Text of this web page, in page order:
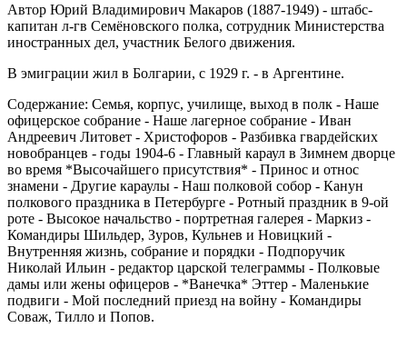
Автор Юрий Владимирович Макаров (1887-1949) - штабс-
капитан л-гв Семёновского полка, сотрудник Министерства
иностранных дел, участник Белого движения.
В эмиграции жил в Болгарии, с 1929 г. - в Аргентине.
Содержание: Семья, корпус, училище, выход в полк - Наше
офицерское собрание - Наше лагерное собрание - Иван
Андреевич Литовет - Христофоров - Разбивка гвардейских
новобранцев - годы 1904-6 - Главный караул в Зимнем дворце
во время *Высочайшего присутствия* - Принос и относ
знамени - Другие караулы - Наш полковой собор - Канун
полкового праздника в Петербурге - Ротный праздник в 9-ой
роте - Высокое начальство - портретная галерея - Маркиз -
Командиры Шильдер, Зуров, Кульнев и Новицкий -
Внутренняя жизнь, собрание и порядки - Подпоручик
Николай Ильин - редактор царской телеграммы - Полковые
дамы или жены офицеров - *Ванечка* Эттер - Маленькие
подвиги - Мой последний приезд на войну - Командиры
Соваж, Тилло и Попов.